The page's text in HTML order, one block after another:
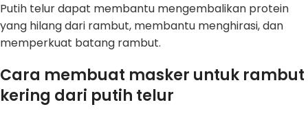
Putih telur dapat membantu mengembalikan protein
yang hilang dari rambut, membantu menghirasi, dan
memperkuat batang rambut.
Cara membuat masker untuk rambut
kering dari putih telur